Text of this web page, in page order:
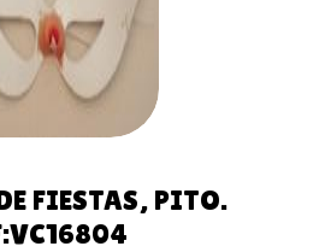
FIESTAS, PITO.